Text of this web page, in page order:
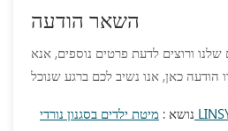
השאר הודעה
ורוצים לדעת פרטים נוספים, אנא
הודעה כאן, אנו נשיב לכם ברגע שנוכל
נושא : מיטת ילדים בסגנון נורדי LINSY KN6A-A עם ארגז